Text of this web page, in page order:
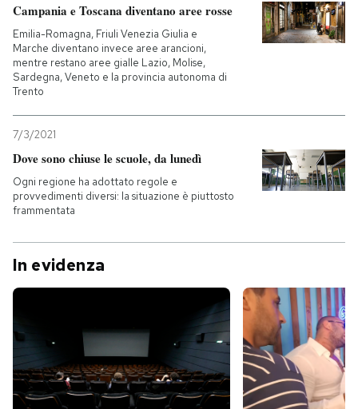
Campania e Toscana diventano aree rosse
Emilia-Romagna, Friuli Venezia Giulia e
Marche diventano invece aree arancioni,
mentre restano aree gialle Lazio, Molise,
Sardegna, Veneto e la provincia autonoma di
Trento
7/3/2021
Dove sono chiuse le scuole, da lunedì
Ogni regione ha adottato regole e
provvedimenti diversi: la situazione è piuttosto
frammentata
In evidenza